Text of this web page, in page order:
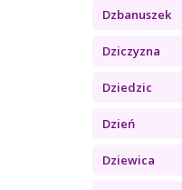
Dzbanuszek
Dziczyzna
Dziedzic
Dzień
Dziewica